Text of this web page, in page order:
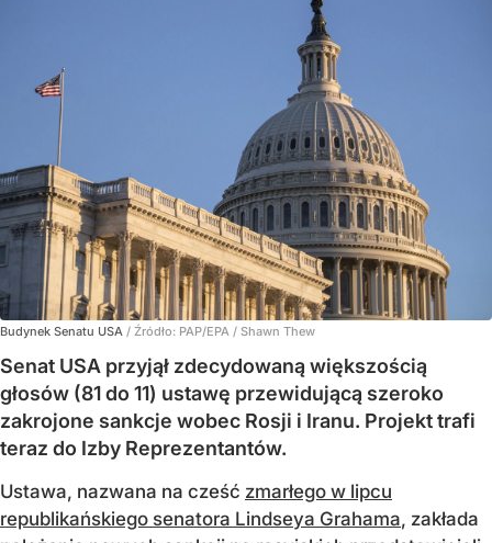
Budynek Senatu USA / Źródło: PAP/EPA / Shawn Thew
Senat USA przyjął zdecydowaną większością
głosów (81 do 11) ustawę przewidującą szeroko
zakrojone sankcje wobec Rosji i Iranu. Projekt trafi
teraz do Izby Reprezentantów.
Ustawa, nazwana na cześć zmarłego w lipcu
republikańskiego senatora Lindseya Grahama, zakłada